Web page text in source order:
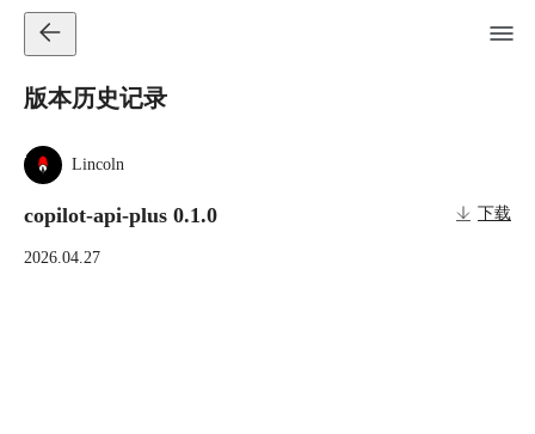
版本历史记录
Lincoln
copilot-api-plus 0.1.0 下载
2026.04.27